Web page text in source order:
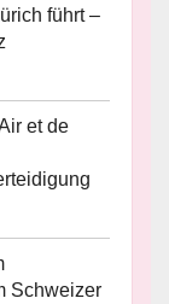
führt –
et de
Schweizer